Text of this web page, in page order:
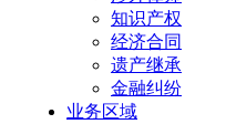
知识产权
经济合同
遗产继承
金融纠纷
业务区域